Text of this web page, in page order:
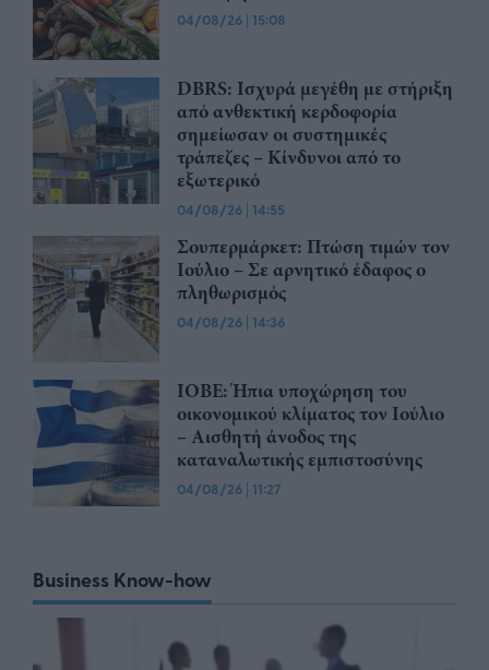
04/08/26 | 15:08
DBRS: Ισχυρά μεγέθη με στήριξη
από ανθεκτική κερδοφορία
σημείωσαν οι συστημικές
τράπεζες – Kίνδυνοι από το
εξωτερικό
04/08/26 | 14:55
Σουπερμάρκετ: Πτώση τιμών τον
Ιούλιο – Σε αρνητικό έδαφος ο
πληθωρισμός
04/08/26 | 14:36
ΙΟΒΕ: Ήπια υποχώρηση του
οικονομικού κλίματος τον Ιούλιο
– Αισθητή άνοδος της
καταναλωτικής εμπιστοσύνης
04/08/26 | 11:27
Business Know-how